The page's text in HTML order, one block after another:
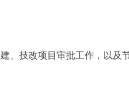
技改项目审批工作，以及